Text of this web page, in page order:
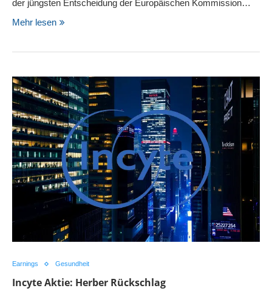
der jüngsten Entscheidung der Europäischen Kommission…
Mehr lesen
Earnings Gesundheit
Incyte Aktie: Herber Rückschlag